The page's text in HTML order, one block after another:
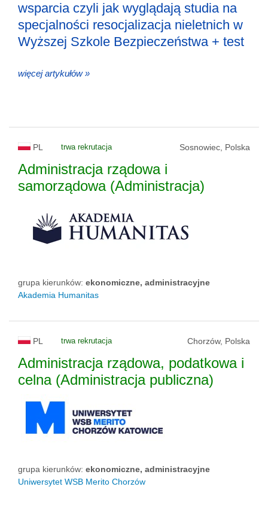
wsparcia czyli jak wyglądają studia na
specjalności resocjalizacja nieletnich w
Wyższej Szkole Bezpieczeństwa + test
więcej artykułów »
PL trwa rekrutacja Sosnowiec, Polska
Administracja rządowa i
samorządowa (Administracja)
grupa kierunków: ekonomiczne, administracyjne
Akademia Humanitas
PL trwa rekrutacja Chorzów, Polska
Administracja rządowa, podatkowa i
celna (Administracja publiczna)
grupa kierunków: ekonomiczne, administracyjne
Uniwersytet WSB Merito Chorzów